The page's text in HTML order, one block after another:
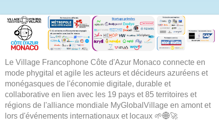
Le Village Francophone Côte d'Azur Monaco connecte en
mode phygital et agile les acteurs et décideurs azuréens et
monégasques de l'économie digitale, durable et
collaborative en lien avec les 19 pays et 85 territoires et
régions de l'alliance mondiale MyGlobalVillage en amont et
lors d'événements internationaux et locaux 🌱🌐🚀